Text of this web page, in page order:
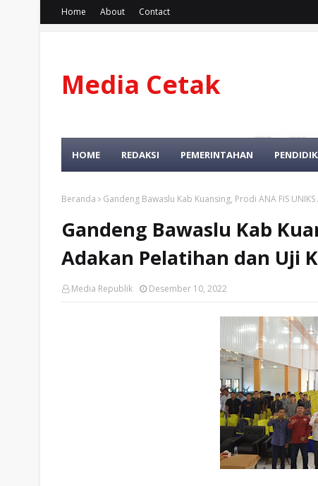
Home About Contact
Media Cetak
HOME REDAKSI PEMERINTAHAN
Beranda Gandeng Bawaslu Kab Kuansing, Prodi ANA FIS
Gandeng Bawaslu Kab
Adakan Pelatihan dan Uji
Media Republik Desember 10, 2022